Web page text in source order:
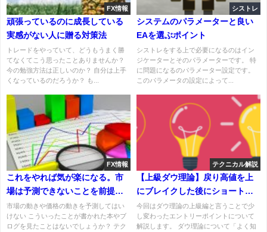
FX情報
頑張っているのに成長している
実感がない人に贈る対策法
トレードをやっていて、どうもうまく勝
てなくてこう思ったことありませんか？
今の勉強方法は正しいのか？ 自分は上手
くなっているのだろうか？ も...
シストレ
システムのパラメーターと良い
EAを選ぶポイント
シストレをする上で必要になるのはイン
ジケーターとそのパラメーターです。 特
に問題になるのパラメーター設定です。
このパラメータの設定によって...
FX情報
これをやれば気が楽になる。市
場は予測できないことを前提に
トレードしよう
市場の動きや価格の動きを予測してはい
けない こういったことが書かれた本やブ
ログを見たことはないでしょうか？ テク
テクニカル解説
【上級ダウ理論】戻り高値を上
にブレイクした後にショートす
る！
今回はダウ理論の上級編と言うことで少
し変わったエントリーポイントについて
解説します。 ダウ理論について「よく知